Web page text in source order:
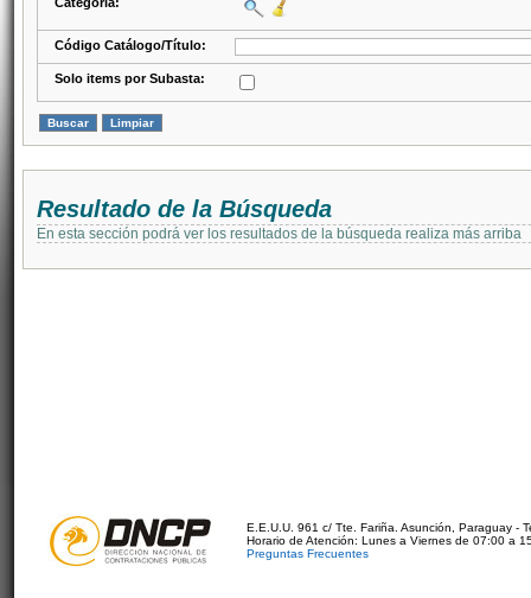
Código Catálogo/Título:
Solo items por Subasta:
Resultado de la Búsqueda
En esta sección podrá ver los resultados de la búsqueda realiza más arriba
E.E.U.U. 961 c/ Tte. Fariña. Asunción, Paraguay -
Horario de Atención: Lunes a Viernes de 07:00 a
Preguntas Frecuentes